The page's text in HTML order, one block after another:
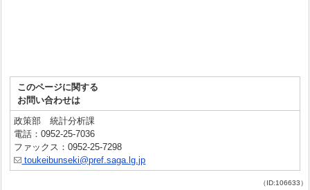
このページに関する
お問い合わせは
政策部 統計分析課
電話：0952-25-7036
ファックス：0952-25-7298
toukeibunseki@pref.saga.lg.jp
（ID:106633）